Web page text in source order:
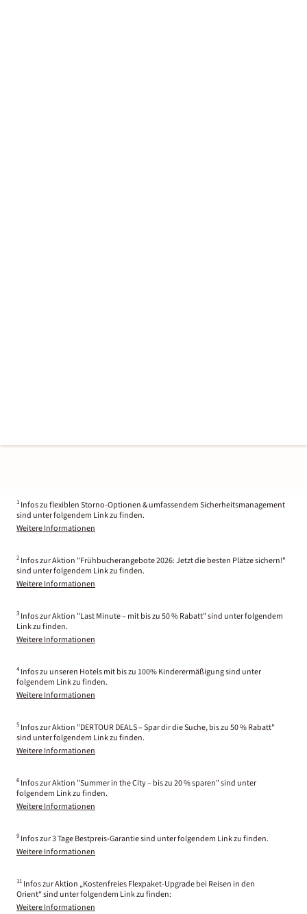
1 Infos zu flexiblen Storno-Optionen & umfassendem Sicherheitsmanagement
sind unter folgendem Link zu finden.
Weitere Informationen
2 Infos zur Aktion "Frühbucherangebote 2026: Jetzt die besten Plätze sichern!"
sind unter folgendem Link zu finden.
Weitere Informationen
3 Infos zur Aktion "Last Minute – mit bis zu 50 % Rabatt" sind unter folgendem
Link zu finden.
Weitere Informationen
4 Infos zu unseren Hotels mit bis zu 100% Kinderermäßigung sind unter
folgendem Link zu finden.
Weitere Informationen
5 Infos zur Aktion "DERTOUR DEALS – Spar dir die Suche, bis zu 50 % Rabatt"
sind unter folgendem Link zu finden.
Weitere Informationen
6 Infos zur Aktion "Summer in the City – bis zu 20 % sparen" sind unter
folgendem Link zu finden.
Weitere Informationen
9 Infos zur 3 Tage Bestpreis-Garantie sind unter folgendem Link zu finden.
Weitere Informationen
11 Infos zur Aktion „Kostenfreies Flexpaket-Upgrade bei Reisen in den
Orient“ sind unter folgendem Link zu finden:
Weitere Informationen